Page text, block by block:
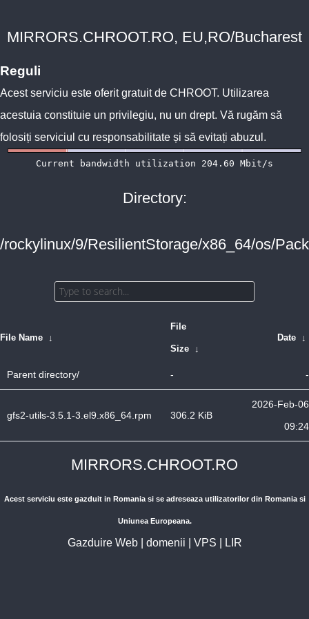
MIRRORS.CHROOT.RO, EU,RO/Bucharest
Reguli
Acest serviciu este oferit gratuit de CHROOT. Utilizarea
acestuia constituie un privilegiu, nu un drept. Vă rugăm să
folosiți serviciul cu responsabilitate și să evitați abuzul.
Directory:
/rockylinux/9/ResilientStorage/x86_64/os/
File Name ↓
File
Size ↓
Date ↓
Parent directory/ - -
gfs2-utils-3.5.1-3.el9.x86_64.rpm 306.2 KiB
2026-Feb-06
09:24
MIRRORS.CHROOT.RO
Acest serviciu este gazduit in Romania si se adreseaza utilizatorilor din Romania si
Uniunea Europeana.
Gazduire Web| domenii VPS LIR